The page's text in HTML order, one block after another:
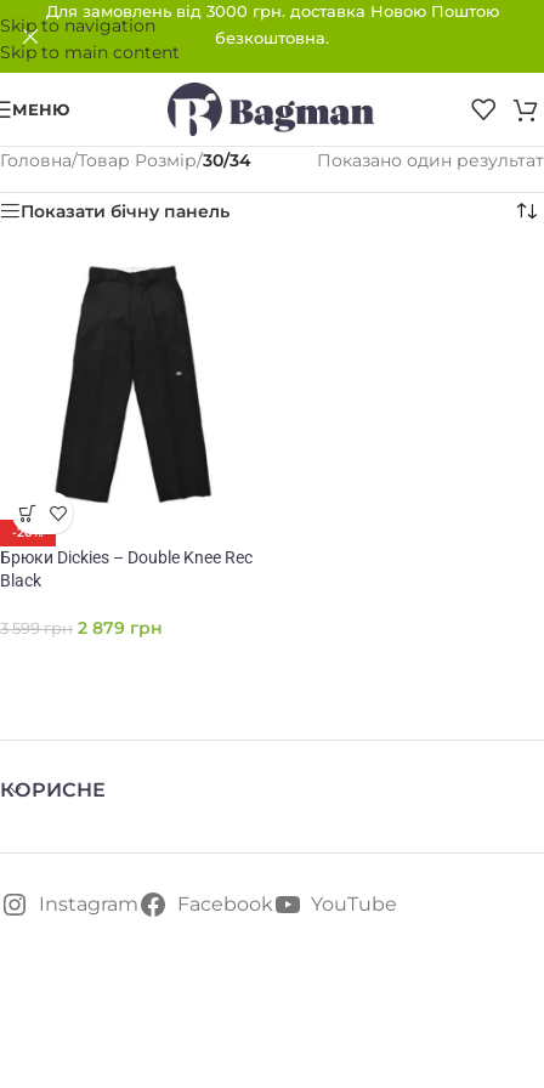
Skip to navigation
Skip to main content
Для замовлень від 3000 грн. доставка Новою Поштою
безкоштовна.
МЕНЮ
Головна/Товар Розмір/30/34 Показано один результат
Показати бічну панель
-20%
Брюки Dickies – Double Knee Rec
Black
3 599грн 2 879 грн
КОРИСНЕ
Instagram Facebook YouTube